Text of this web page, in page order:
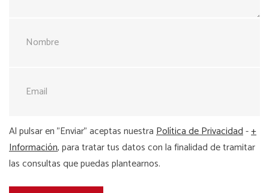
Al pulsar en "Enviar" aceptas nuestraPolítica de Privacidad-+
Información, para tratar tus datos con la finalidad de tramitar
las consultas que puedas plantearnos.